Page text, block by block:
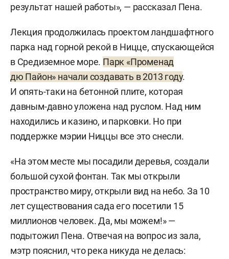
результат нашей работы», — рассказал Пена.
Лекция продолжилась проектом ландшафтного
парка над горной рекой в Ницце, спускающейся
в Средиземное море. Парк «Променад
дю Пайон» начали создавать в 2013 году.
И опять-таки на бетонной плите, которая
давным-давно уложена над руслом. Над ним
находились и казино, и парковки. Но при
поддержке мэрии Ниццы все это снесли.
«На этом месте мы посадили деревья, создали
большой сухой фонтан. Так мы открыли
пространство миру, открыли вид на небо. За 10
лет существования сада его посетили 15
миллионов человек. Да, мы можем!» —
подытожил Пена. Отвечая на вопрос из зала,
мэтр пояснил, что река никуда не делась: